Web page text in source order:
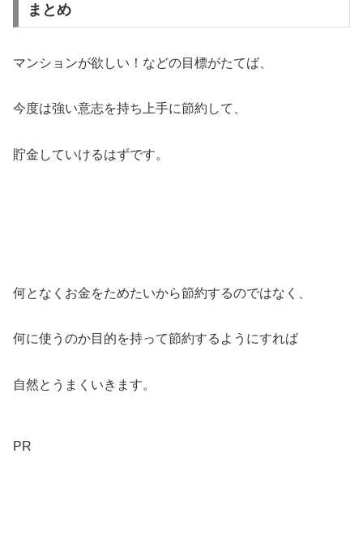
まとめ
マンションが欲しい！などの目標がたてば、
今度は強い意志を持ち上手に節約して、
貯金していけるはずです。
何となくお金をためたいから節約するのではなく、
何に使うのか目的を持って節約するようにすれば
自然とうまくいきます。
PR